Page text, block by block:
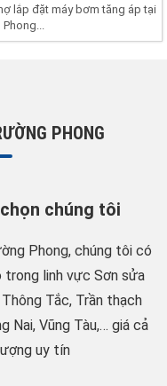
lắp đặt máy bơm tăng áp tại
PHONG
chúng tôi
Phong, chúng tôi có
trong linh vực Sơn sửa
Tắc, Trần thạch
Nai, Vũng Tàu,… giá cả
uy tín